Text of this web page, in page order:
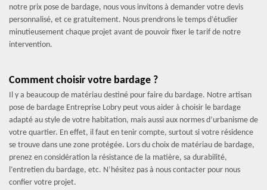
notre prix pose de bardage, nous vous invitons à demander votre devis
personnalisé, et ce gratuitement. Nous prendrons le temps d’étudier
minutieusement chaque projet avant de pouvoir fixer le tarif de notre
intervention.
Comment choisir votre bardage ?
Il y a beaucoup de matériau destiné pour faire du bardage. Notre artisan
pose de bardage Entreprise Lobry peut vous aider à choisir le bardage
adapté au style de votre habitation, mais aussi aux normes d’urbanisme de
votre quartier. En effet, il faut en tenir compte, surtout si votre résidence
se trouve dans une zone protégée. Lors du choix de matériau de bardage,
prenez en considération la résistance de la matière, sa durabilité,
l’entretien du bardage, etc. N’hésitez pas à nous contacter pour nous
confier votre projet.